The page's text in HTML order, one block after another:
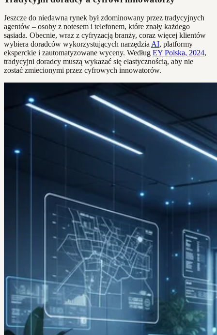
Jeszcze do niedawna rynek był zdominowany przez tradycyjnych
agentów – osoby z notesem i telefonem, które znały każdego
sąsiada. Obecnie, wraz z cyfryzacją branży, coraz więcej klientów
wybiera doradców wykorzystujących narzędzia AI, platformy
eksperckie i zautomatyzowane wyceny. Według EY Polska, 2024,
tradycyjni doradcy muszą wykazać się elastycznością, aby nie
zostać zmiecionymi przez cyfrowych innowatorów.